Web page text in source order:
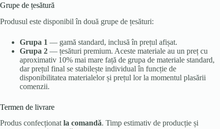
Grupe de țesătură
Produsul este disponibil în două grupe de țesături:
Grupa 1 — gamă standard, inclusă în prețul afișat.
Grupa 2 — țesături premium. Aceste materiale au un preț cu
aproximativ 10% mai mare față de grupa de materiale standard,
dar prețul final se stabilește individual în funcție de
disponibilitatea materialelor și prețul lor la momentul plasării
comenzii.
Termen de livrare
Produs confecționat la comandă. Timp estimativ de producție și